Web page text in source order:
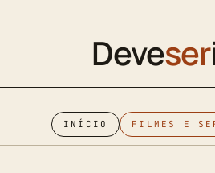
Deveser
INÍCIO FILMES E